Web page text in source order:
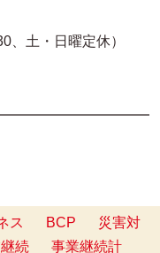
、土・日曜定休）
ス BCP
災害対
続
事業継続計